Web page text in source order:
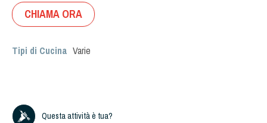
CHIAMA ORA
Tipi di Cucina Varie
Questa attività è tua?